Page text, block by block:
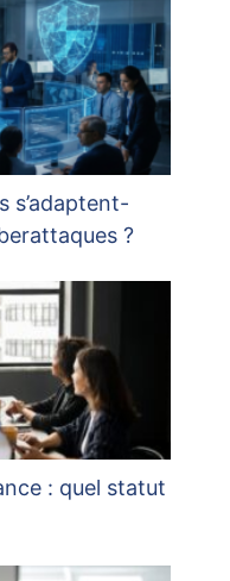
s’adaptent-
?
: quel statut